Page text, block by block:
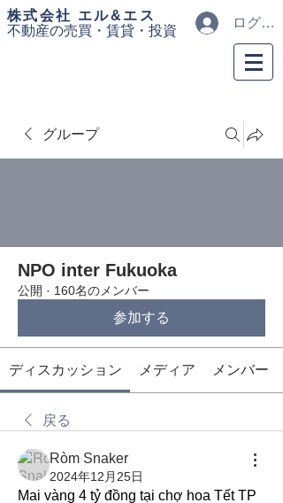
​株式会社 エル&エス
不動産の売買・ 賃貸・投資
ログイン
グループ
NPO inter Fukuoka
公開 · 160名のメンバー
参加する
ディスカッション メディア メンバー
戻る
Ròm Snaker
2024年12月25日
Mai vàng 4 tỷ đồng tại chợ hoa Tết TP